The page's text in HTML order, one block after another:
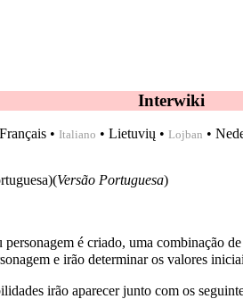
Interwiki
Français• Italiano • Lietuvių • Lojban •
(Versão Portuguesa)
é criado, uma combinação
e irão determinar os valores
irão aparecer junto com os